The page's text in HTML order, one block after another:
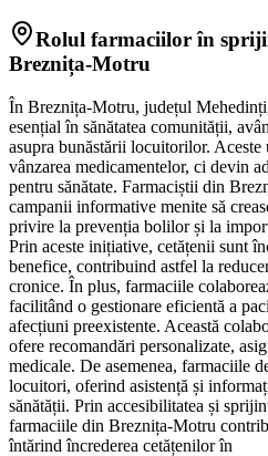
Rolul farmaciilor în
Breznița-Motru
În Breznița-Motru, județul
esențial în sănătatea comunității,
asupra bunăstării locuitorilor.
vânzarea medicamentelor, ci devin
pentru sănătate. Farmaciștii din
campanii informative menite să
privire la prevenția bolilor și la
Prin aceste inițiative, cetățenii sunt
benefice, contribuind astfel la
cronice. În plus, farmaciile
facilitând o gestionare eficientă a
afecțiuni preexistente. Această
ofere recomandări personalizate,
medicale. De asemenea, farmaciile
locuitori, oferind asistență și
sănătății. Prin accesibilitatea și
farmaciile din Breznița-Motru
întărind încrederea cetățenilor în